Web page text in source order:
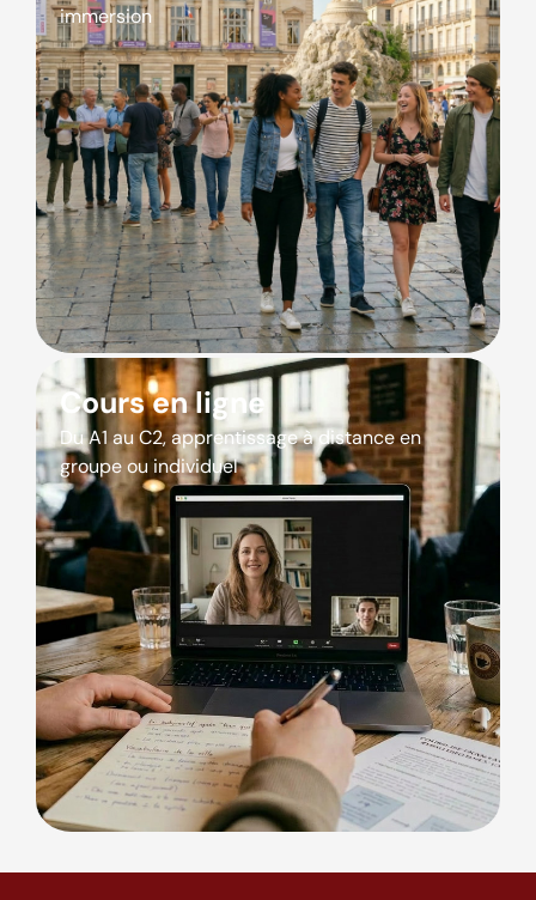
immersion
Cours en ligne
Du A1 au C2, apprentissage à distance en
groupe ou individuel